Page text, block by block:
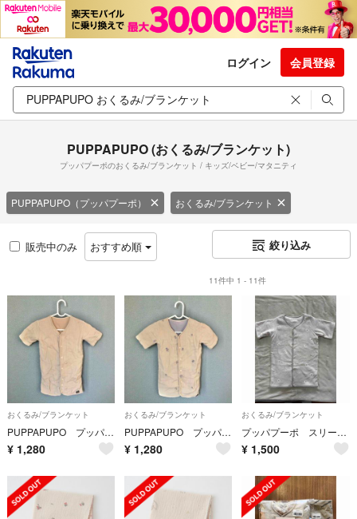
ログイン 会員登録
PUPPAPUPO (おくるみ/ブランケット)
プッパプーポのおくるみ/ブランケット / キッズ/ベビー/マタニティ
PUPPAPUPO（プッパプーポ） おくるみ/ブランケット
販売中のみ おすすめ順 絞り込み
11件中 1 - 11件
おくるみ/ブランケット
PUPPAPUPO プッパプーポ 6重ガーゼ スリーパー 袖あり S スター 綿
¥ 1,280
おくるみ/ブランケット
PUPPAPUPO プッパプーポ 6重ガーゼ スリーパー 袖あり S フラワー
¥ 1,280
おくるみ/ブランケット
プッパプーポ スリーパー
¥ 1,500